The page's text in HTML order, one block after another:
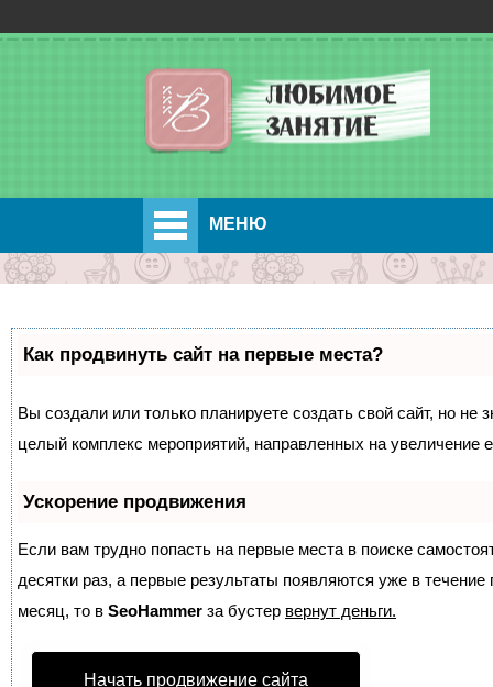
МЕНЮ
Как продвинуть сайт на первые места?
Вы создали или только планируете создать свой сайт, но не
целый комплекс мероприятий, направленных на увеличение
Ускорение продвижения
Если вам трудно попасть на первые места в поиске
десятки раз, а первые результаты появляются уже в
месяц, то в SeoHammer за бустер вернут деньги.
Начать продвижение сайта